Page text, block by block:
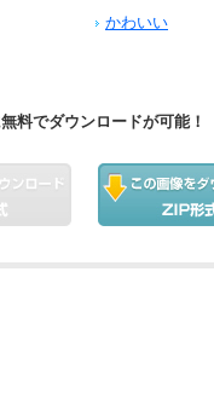
かわいい
料でダウンロードが可能！